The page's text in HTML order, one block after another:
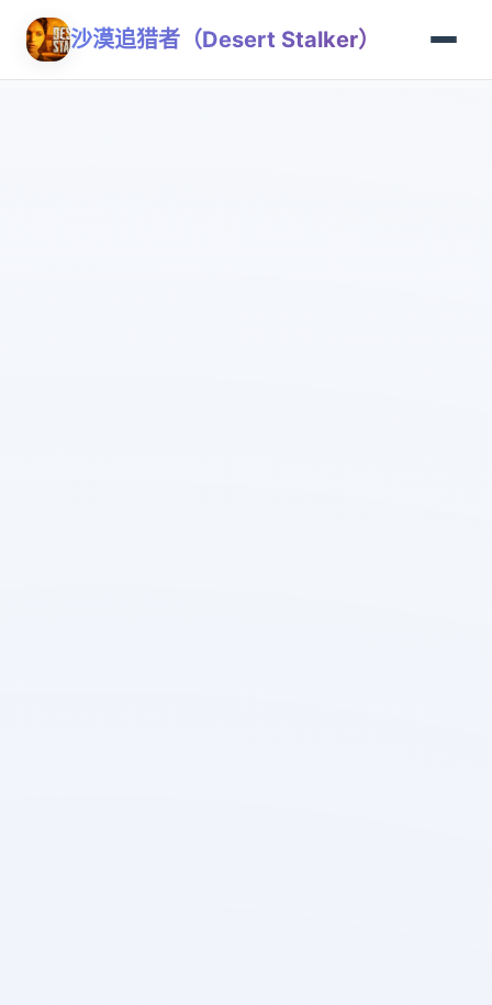
沙漠追猎者（Desert Stalker）